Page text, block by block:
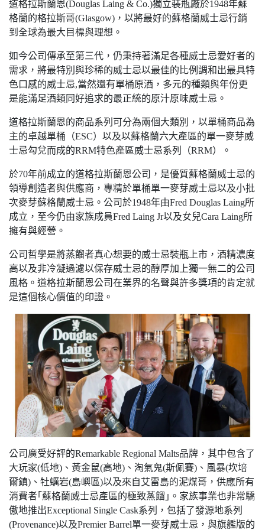
道格拉斯蘭恩(Douglas Laing & Co.)獨立裝瓶廠於1948年蘇
格蘭的格拉斯哥(Glasgow)，以將最好的蘇格蘭威士忌行銷
到全球為最大目標與理想。
如今公司傳承至第三代，仍秉持著滿足各種威士忌愛好者的
需求，將最特別與珍稀的威士忌以最佳的比例調和出最具特
色口感的威士忌,當然還有單桶原酒，多元的種類與年份更
是能滿足酒類同好追求的最正統的原汁原味威士忌。
道格拉斯蘭恩的商品系列可分為兩個大類別，以單桶商品為
主的卓越單桶（ESC）以及以蘇格蘭六大產區的單一麥芽威
士忌勾兌而成的RRM特色產區威士忌系列（RRM）。
於70年前成立的道格拉斯蘭恩公司，是優質蘇格蘭威士忌的
領導創造者與供應商，專精於單桶單一麥芽威士忌以及小批
次麥芽蘇格蘭威士忌。公司於1948年由Fred Douglas Laing所
成立，至今仍由家族成員Fred Laing Jr以及女兒Cara Laing所
擁有與經營。
公司哲學是將蒸餾者真心想要的威士忌裝瓶上市，酒精濃度
高以及非冷凝過濾以保存威士忌的醇厚加上獨一無二的公司
風格。道格拉斯蘭恩公司在業界的名聲與許多獎項的肯定就
是這個核心價值的印證。
公司廣受好評的Remarkable Regional Malts品牌，其中包含了
大玩家(低地)、黃金鼠(高地)、淘氣鬼(斯佩賽)、風暴(坎培
爾鎮)、牡蠣岩(島嶼區)以及來自艾雷島的泥煤哥，供應所有
消費者｢蘇格蘭威士忌產區的極致蒸餾｣。家族事業也非常驕
傲地推出Exceptional Single Cask系列，包括了發源地系列
(Provenance)以及Premier Barrel單一麥芽威士忌，與旗艦版的